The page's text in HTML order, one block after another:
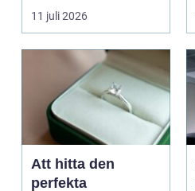
11 juli 2026
Att hitta den
perfekta